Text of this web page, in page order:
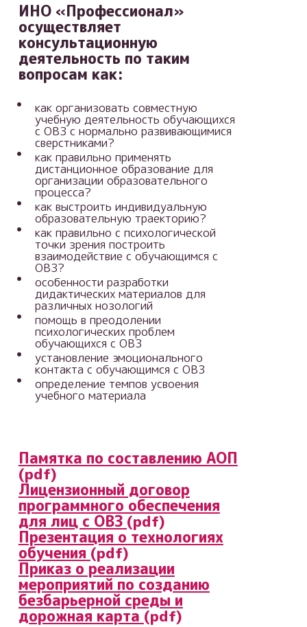
ИНО «Профессионал»
осуществляет
консультационную
деятельность по таким
вопросам как:
как организовать совместную
учебную деятельность обучающихся
с ОВЗ с нормально развивающимися
сверстниками?
как правильно применять
дистанционное образование для
организации образовательного
процесса?
как выстроить индивидуальную
образовательную траекторию?
как правильно с психологической
точки зрения построить
взаимодействие с обучающимся с
ОВЗ?
особенности разработки
дидактических материалов для
различных нозологий
помощь в преодолении
психологических проблем
обучающихся с ОВЗ
установление эмоционального
контакта с обучающимся с ОВЗ
определение темпов усвоения
учебного материала
Памятка по составлению АОП
(pdf)
Лицензионный договор
программного обеспечения
для лиц с ОВЗ (pdf)
Презентация о технологиях
обучения (pdf)
Приказ о реализации
мероприятий по созданию
безбарьерной среды и
дорожная карта (pdf)